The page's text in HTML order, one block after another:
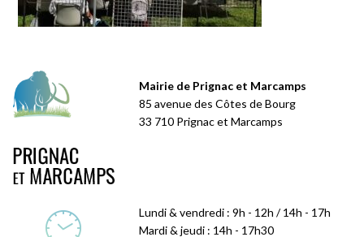
Mairie de Prignac et Marcamps
85 avenue des Côtes de Bourg
33 710 Prignac et Marcamps
Lundi & vendredi : 9h - 12h / 14h - 17h
Mardi & jeudi : 14h - 17h30